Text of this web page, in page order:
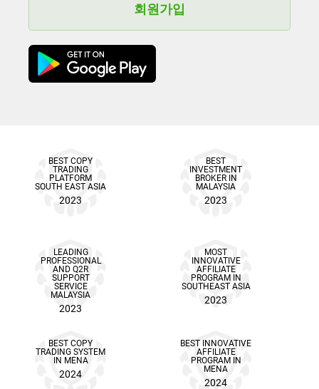
회원가입
BEST COPY
TRADING
PLATFORM
SOUTH EAST ASIA
2023
BEST
INVESTMENT
BROKER IN
MALAYSIA
2023
LEADING
PROFESSIONAL
AND Q2R
SUPPORT
SERVICE
MALAYSIA
2023
MOST
INNOVATIVE
AFFILIATE
PROGRAM IN
SOUTHEAST ASIA
2023
BEST COPY
TRADING SYSTEM
IN MENA
2024
BEST INNOVATIVE
AFFILIATE
PROGRAM IN
MENA
2024